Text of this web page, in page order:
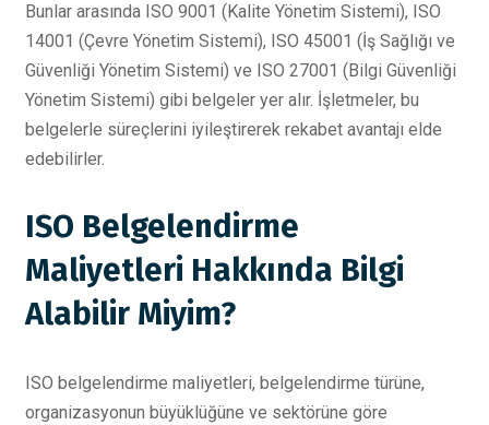
Bunlar arasında ISO 9001 (Kalite Yönetim Sistemi), ISO
14001 (Çevre Yönetim Sistemi), ISO 45001 (İş Sağlığı ve
Güvenliği Yönetim Sistemi) ve ISO 27001 (Bilgi Güvenliği
Yönetim Sistemi) gibi belgeler yer alır. İşletmeler, bu
belgelerle süreçlerini iyileştirerek rekabet avantajı elde
edebilirler.
ISO Belgelendirme
Maliyetleri Hakkında Bilgi
Alabilir Miyim?
ISO belgelendirme maliyetleri, belgelendirme türüne,
organizasyonun büyüklüğüne ve sektörüne göre